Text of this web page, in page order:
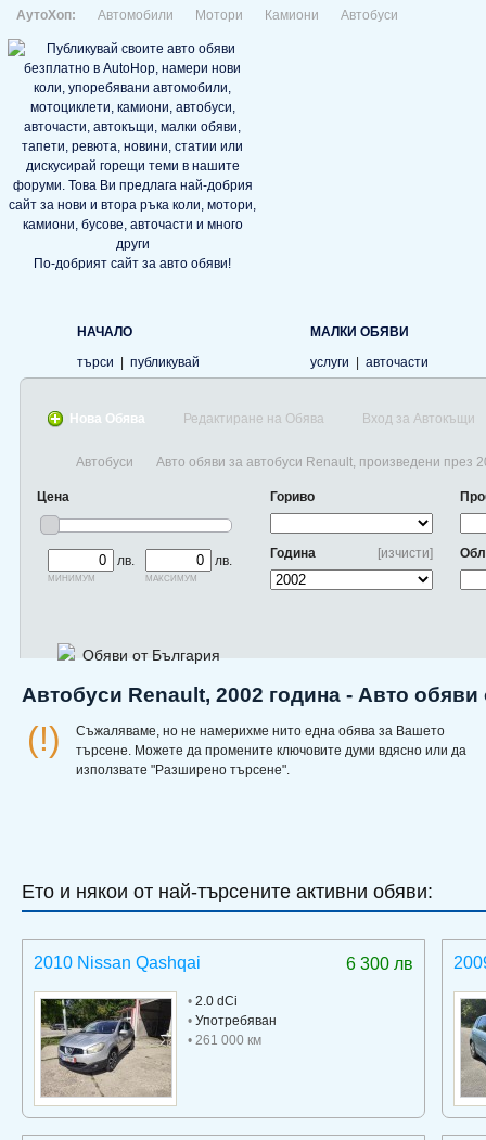
АутоХоп: Автомобили Мотори Камиони Автобуси
По-добрият сайт за авто обяви!
НАЧАЛО
търси
публикувай
МАЛКИ ОБЯВИ
услуги
авточасти
Нова Обява Редактиране на Обява Вход за Автокъщи
Автобуси Авто обяви за автобуси Renault, произведени през
Цена
лв.
минимум
лв.
максимум
Гориво
[изчисти]
Година
Обяви от България
Автобуси Renault, 2002 година - Авто
(!)
Съжаляваме, но не намерихме нито една обява за Вашето
търсене. Можете да промените ключовите думи вдясно или да
използвате "Разширено търсене".
Ето и някои от най-търсените активни обяви:
6 300 лв
2010 Nissan Qashqai
• 2.0 dCi
• Употребяван
• 261 000 км